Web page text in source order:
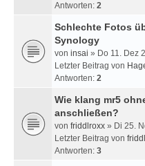
Antworten: 2
Schlechte Fotos
Synology
von insai » Do 11. Dez
Letzter Beitrag von
Antworten: 2
Wie klang mr5
anschließen?
von friddlroxx » Di 25.
Letzter Beitrag von
Antworten: 3